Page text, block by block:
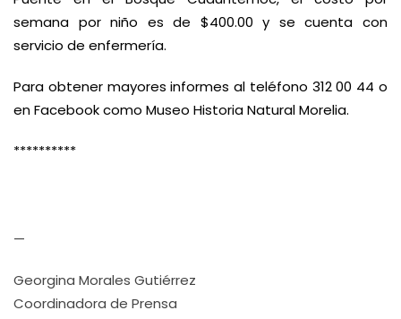
semana por niño es de $400.00 y se cuenta con
servicio de enfermería.
Para obtener mayores informes al teléfono 312 00 44 o
en Facebook como Museo Historia Natural Morelia.
**********
—
Georgina Morales Gutiérrez
Coordinadora de Prensa